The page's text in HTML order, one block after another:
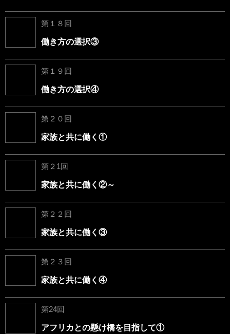
第１８回
働き方の選択③
第１９回
働き方の選択④
第２０回
家族と共に働く①
第２1回
家族と共に働く②～
第２２回
家族と共に働く③
第２３回
家族と共に働く④
第24回
アフリカとの懸け橋を目指して①